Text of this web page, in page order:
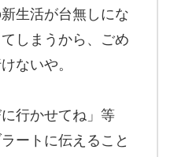
生活が台無しにな
しまうから、ごめ
ないや。
行かせてね」等
ートに伝えること